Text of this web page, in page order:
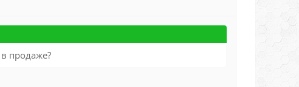
продаже?